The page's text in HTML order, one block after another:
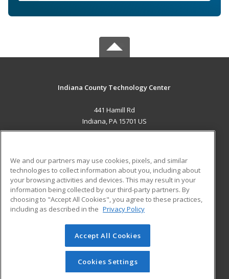
Indiana County Technology Center
441 Hamill Rd
Indiana, PA 15701 US
ADDITIONAL RESOURCES
Military
Financial Assistance
Help
Student Blog
© 2026 ed2go, a division of Cengage Learning. All rights
reserved. The material on this site cannot be reproduced or
redistributed unless you have obtained prior written
permission from Cengage Learning.Privacy Policy
We and our partners may use cookies, pixels, and similar
technologies to collect information about you, including about
your browsing activities and devices. This may result in your
information being collected by our third-party partners. By
choosing to "Accept All Cookies", you agree to these practices,
including as described in the Privacy Policy
Accept All Cookies
Cookies Settings